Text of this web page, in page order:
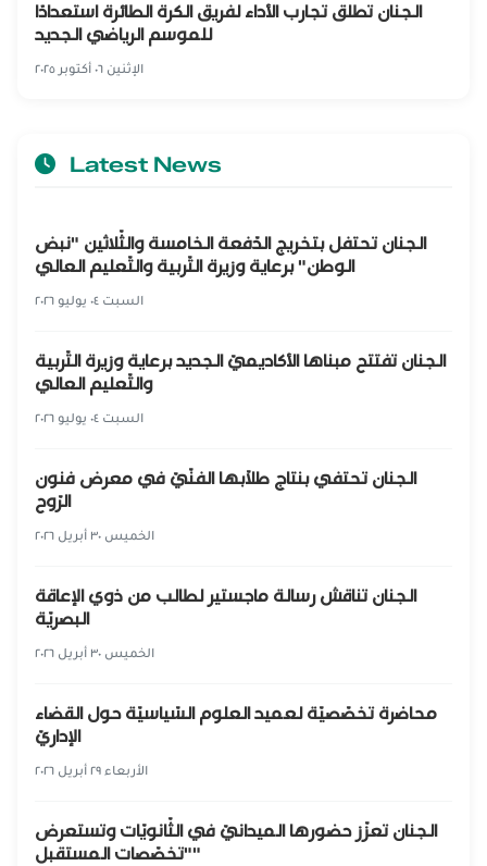
الجنان تطلق تجارب الأداء لفريق الكرة الطائرة استعدادًا
للموسم الرياضي الجديد
الإثنين ٠٦ أكتوبر ٢٠٢٥
Latest News
الجنان تحتفل بتخريج الدّفعة الخامسة والثّلاثين "نبض
الوطن" برعاية وزيرة التّربية والتّعليم العالي
السبت ٠٤ يوليو ٢٠٢٦
الجنان تفتتح مبناها الأكاديميّ الجديد برعاية وزيرة التّربية
والتّعليم العالي
السبت ٠٤ يوليو ٢٠٢٦
الجنان تحتفي بنتاج طلّابها الفنّيّ في معرض فنون
الرّوح
الخميس ٣٠ أبريل ٢٠٢٦
الجنان تناقش رسالة ماجستير لطالب من ذوي الإعاقة
البصريّة
الخميس ٣٠ أبريل ٢٠٢٦
محاضرة تخصّصيّة لعميد العلوم السّياسيّة حول القضاء
الإداريّ
الأربعاء ٢٩ أبريل ٢٠٢٦
الجنان تعزّز حضورها الميدانيّ في الثّانويّات وتستعرض
"تخصّصات المستقبل"